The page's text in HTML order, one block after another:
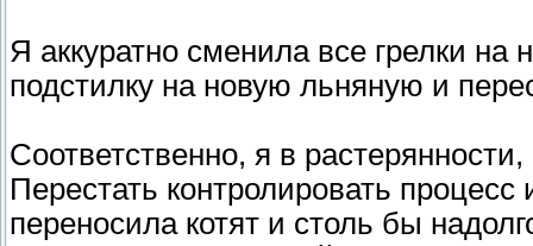
Я аккуратно сменила все грелки
подстилку на новую льняную и
Соответственно, я в
Перестать контролировать
переносила котят и столь бы